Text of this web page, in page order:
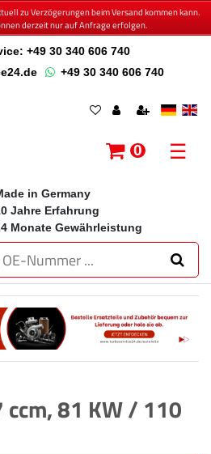
zu Verzögerungen beim Versand kommen kann.
derzeit nur auf Anfrage erfolgen.
+49 30 340 606 740
+49 30 340 606 740
in Germany
Jahre Erfahrung
Monate Gewährleistung
0 ☰
ccm, 81 KW / 110